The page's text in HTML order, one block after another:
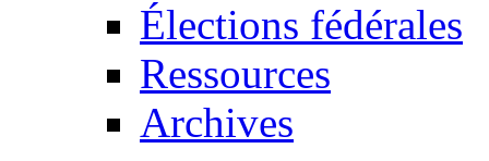
Élections fédérales
Ressources
Archives